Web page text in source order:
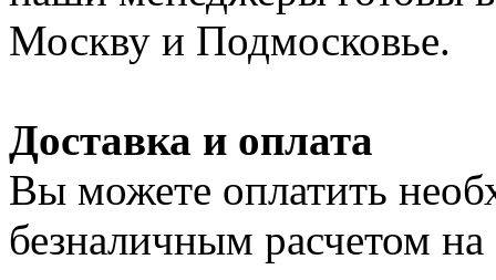
Москву и Подмосковье.
Доставка и оплата
Вы можете оплатить
безналичным расчетом